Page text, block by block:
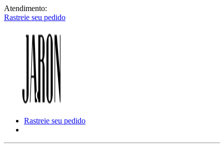
Atendimento:
Rastreie seu pedido
Rastreie seu pedido